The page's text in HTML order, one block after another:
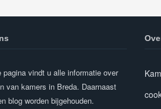
pagina vindt u alle informatie over
van kamers in Breda. Daarnaast
blog worden bijgehouden.